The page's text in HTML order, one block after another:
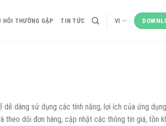
HỎI THƯỜNG GẶP TIN TỨC VI
dàng sử dụng các tính năng, lợi ích của ứng dụng
theo dõi đơn hàng, cập nhật các thông tin giá, tồn